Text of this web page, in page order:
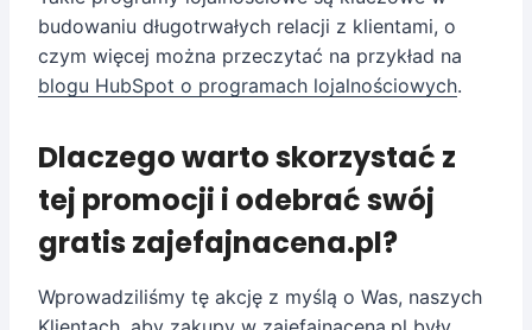
budowaniu długotrwałych relacji z klientami, o
czym więcej można przeczytać na przykład na
blogu HubSpot o programach lojalnościowych.
Dlaczego warto skorzystać z
tej promocji i odebrać swój
gratis zajefajnacena.pl?
Wprowadziliśmy tę akcję z myślą o Was, naszych